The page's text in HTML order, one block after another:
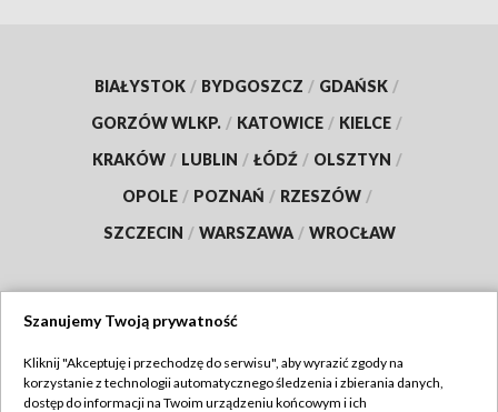
BIAŁYSTOK / BYDGOSZCZ / GDAŃSK /
GORZÓW WLKP. / KATOWICE / KIELCE /
KRAKÓW / LUBLIN / ŁÓDŹ / OLSZTYN /
OPOLE / POZNAŃ / RZESZÓW /
SZCZECIN / WARSZAWA / WROCŁAW
TVP
Szanujemy Twoją prywatność
Kliknij "Akceptuję i przechodzę do serwisu", aby wyrazić zgody na
korzystanie z technologii automatycznego śledzenia i zbierania danych,
dostęp do informacji na Twoim urządzeniu końcowym i ich